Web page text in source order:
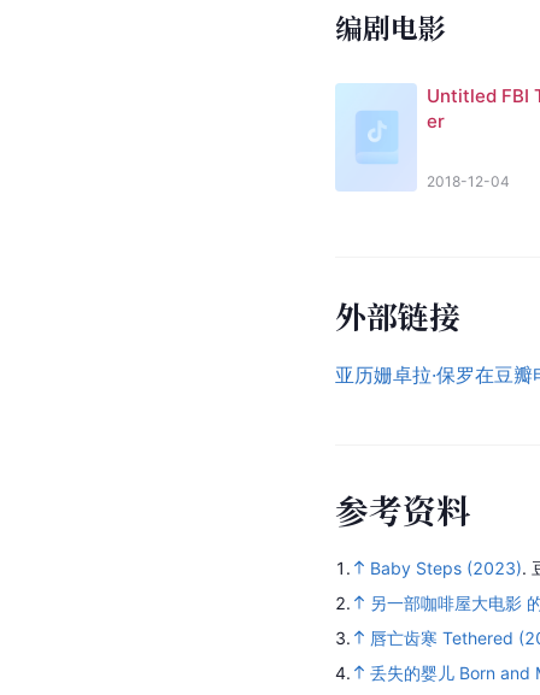
编剧电影
Untitled FBI
er
2018-12-04
外部链接
亚历姗卓拉·保罗在豆
参考资料
1. Baby Steps (2023).
2.
另一部咖啡屋大电影
3.
唇亡齿寒 Tethered
4.
丢失的婴儿 Born